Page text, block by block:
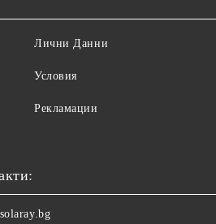
Лични Данни
Условия
Рекламации